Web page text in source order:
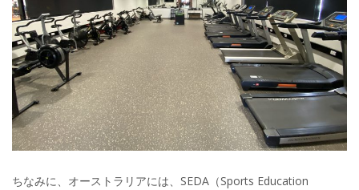
ちなみに、オーストラリアには、SEDA（Sports Education